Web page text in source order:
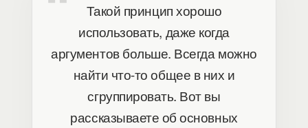
Такой принцип хорошо
использовать, даже когда
аргументов больше. Всегда можно
найти что-то общее в них и
сгруппировать. Вот вы
рассказываете об основных